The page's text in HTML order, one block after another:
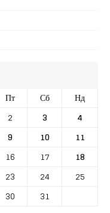
Пт Сб
Нд
2 3
4
9 10
11
16 17
18
23 24
25
30 31